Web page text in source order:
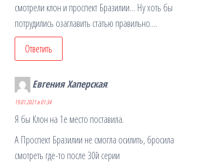
смотрели клон и проспект Бразилии… Ну хоть бы
потрудились озаглавить статью правильно….
Ответить
Евгения Хаперская:
19.01.2021 в 01:34
Я бы Клон на 1е место поставила.
А Проспект Бразилии не смогла осилить, бросила
смотреть где-то после 30й серии